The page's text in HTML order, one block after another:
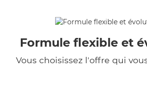
Formule flexible et
Vous choisissez l'offre qui